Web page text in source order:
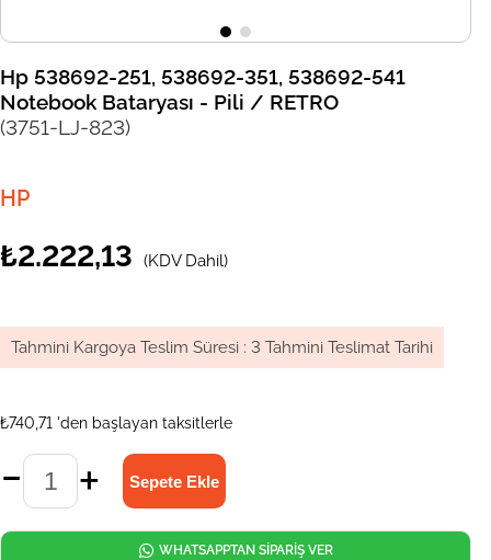
Hp 538692-251, 538692-351, 538692-541
Notebook Bataryası - Pili / RETRO
(3751-LJ-823)
HP
₺2.222,13 (KDV Dahil)
Tahmini Kargoya Teslim Süresi : 3 Tahmini Teslimat Tarihi
₺740,71 'den başlayan taksitlerle
WHATSAPPTAN SİPARİŞ VER